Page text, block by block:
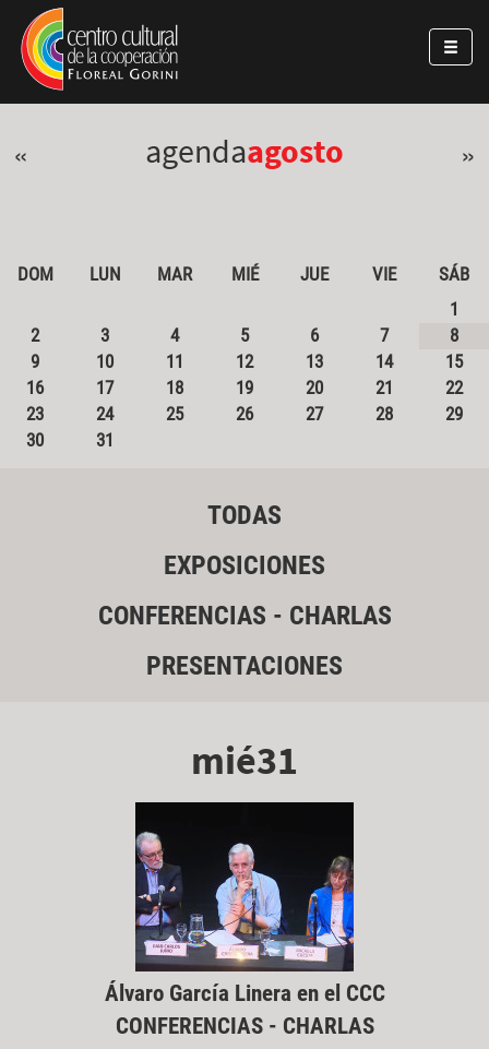
Pasar al contenido principal
Jump to main content
« agendaagosto »
DOM LUN MAR MIÉ JUE VIE
SÁB
1
2
3 4 5 6 7
8
9
10 11 12 13 14
15
16
17 18 19 20 21
22
23
24 25 26 27 28
29
30
31
TODAS
EXPOSICIONES
CONFERENCIAS - CHARLAS
PRESENTACIONES
mié31
Álvaro García Linera en el CCC
CONFERENCIAS - CHARLAS